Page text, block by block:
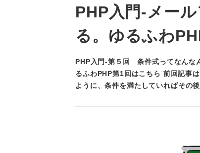
PHP入門-メー
る。ゆるふわ
PHP入門-第５回 条件式ってなんな
るふわPHP第1回はこちら 前回記事
ように、条件を満たしていればその